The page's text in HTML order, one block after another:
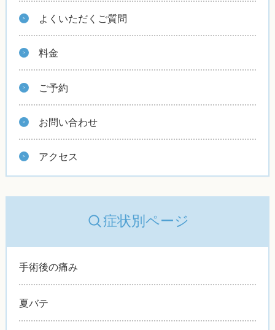
よくいただくご質問
料金
ご予約
お問い合わせ
アクセス
症状別ページ
手術後の痛み
夏バテ